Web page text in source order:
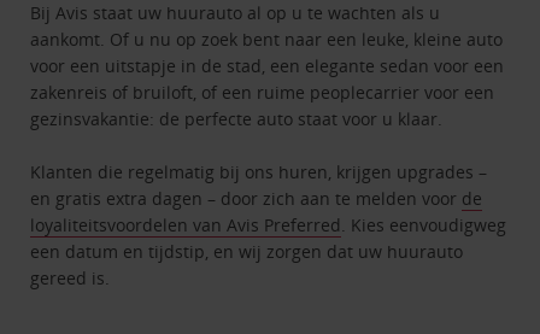
Bij Avis staat uw huurauto al op u te wachten als u
aankomt. Of u nu op zoek bent naar een leuke, kleine auto
voor een uitstapje in de stad, een elegante sedan voor een
zakenreis of bruiloft, of een ruime peoplecarrier voor een
gezinsvakantie: de perfecte auto staat voor u klaar.
Klanten die regelmatig bij ons huren, krijgen upgrades –
en gratis extra dagen – door zich aan te melden voor de
loyaliteitsvoordelen van Avis Preferred. Kies eenvoudigweg
een datum en tijdstip, en wij zorgen dat uw huurauto
gereed is.